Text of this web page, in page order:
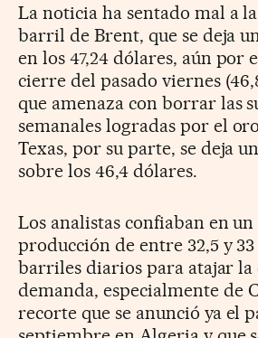
La noticia ha sentado mal a
barril de Brent, que se deja
en los 47,24 dólares, aún por
cierre del pasado viernes
que amenaza con borrar las
semanales logradas por el
Texas, por su parte, se deja
sobre los 46,4 dólares.
Los analistas confiaban en
producción de entre 32,5 y
barriles diarios para atajar la
demanda, especialmente de
recorte que se anunció ya el